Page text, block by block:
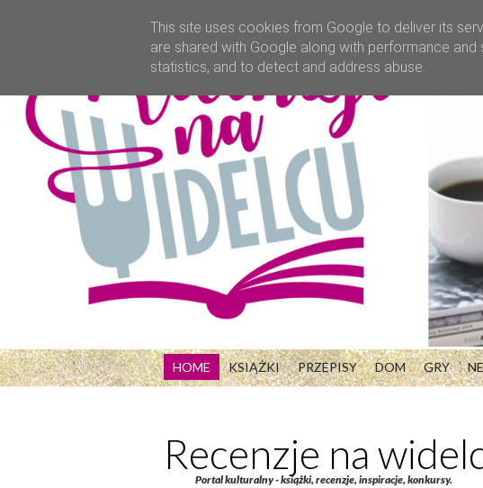
HOME KSIĄŻKI PRZEPISY DOM GRY
Recenzje na
Portal kulturalny - książki, recenzje, inspiracje, konkursy.
This site uses cookies from Google to deliver its
are shared with Google along with performance
statistics, and to detect and address abuse.